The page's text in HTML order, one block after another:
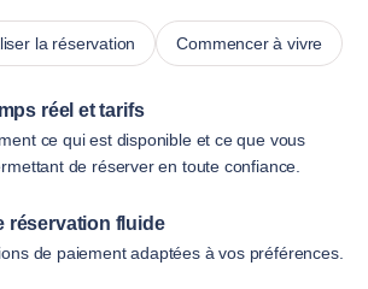
la réservation Commencer à vivre
réel et tarifs
ce qui est disponible et ce que vous
de réserver en toute confiance.
réservation fluide
de paiement adaptées à vos préférences.